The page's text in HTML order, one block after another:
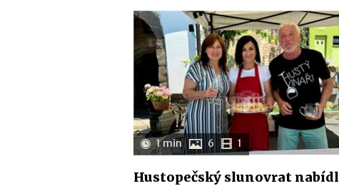
1 min 6 1
Hustopečský slunovrat nabídl